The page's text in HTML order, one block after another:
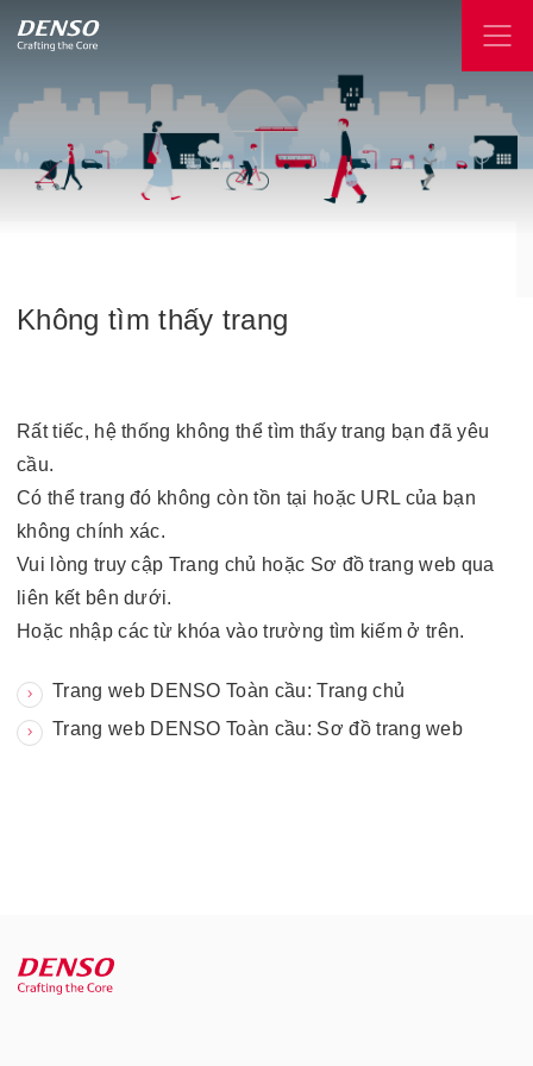
Không tìm thấy trang
Rất tiếc, hệ thống không thể tìm thấy trang bạn đã yêu
cầu.
Có thể trang đó không còn tồn tại hoặc URL của bạn
không chính xác.
Vui lòng truy cập Trang chủ hoặc Sơ đồ trang web qua
liên kết bên dưới.
Hoặc nhập các từ khóa vào trường tìm kiếm ở trên.
Trang web DENSO Toàn cầu: Trang chủ
Trang web DENSO Toàn cầu: Sơ đồ trang web